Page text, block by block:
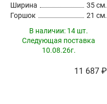
Ширина
35 см.
Горшок
21 см.
В наличии: 14 шт.
Следующая поставка
10.08.26г.
11 687 ₽